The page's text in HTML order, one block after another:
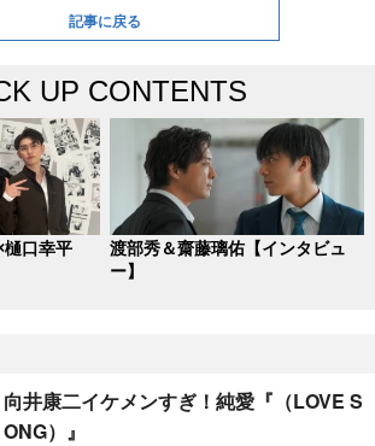
記事に戻る
UP CONTENTS
口幸平
渡部秀＆齋藤璃佑【インタビュ
ー】
向井康二イケメンすぎ！純愛『（LOVE S
ONG）』